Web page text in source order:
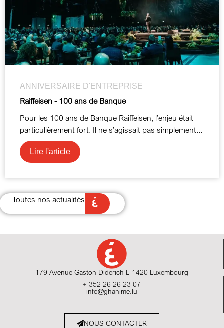
ANNIVERSAIRE D'ENTREPRISE
Raiffeisen - 100 ans de Banque
Pour les 100 ans de Banque Raiffeisen, l’enjeu était
particulièrement fort. Il ne s’agissait pas simplement...
Lire l'article
Toutes nos actualités
Toutes nos actualités
179 Avenue Gaston Diderich L-1420 Luxembourg
+ 352 26 26 23 07
info@ghanime.lu
NOUS CONTACTER